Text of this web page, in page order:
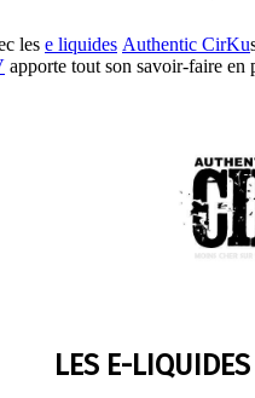
les e liquides Authentic CirKu
apporte tout son savoir-faire en
LES E-